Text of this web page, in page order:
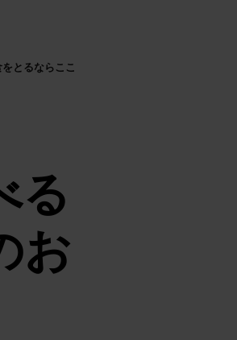
とるならここ
る
お